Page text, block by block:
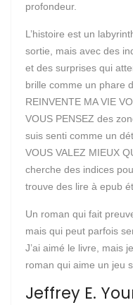
profondeur.
L’histoire est un
sortie, mais avec des
et des surprises qui
brille comme un phare
REINVENTE MA VIE
VOUS PENSEZ des
suis senti comme un
VOUS VALEZ MIEUX
cherche des indices
trouve des lire à epub
Un roman qui fait
mais qui peut parfois
J’ai aimé le livre, mais
roman qui aime un jeu
Jeffrey E.